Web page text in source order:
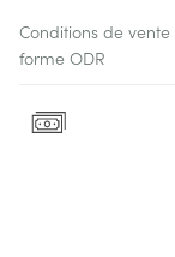
Conditions de vente
forme ODR